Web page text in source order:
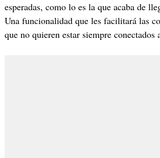
esperadas, como lo es la que acaba de
Una funcionalidad que les facilitará las
que no quieren estar siempre conectados